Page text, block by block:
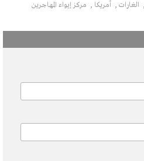
الغارات أمريكا
مركز إيواء المهاجرين